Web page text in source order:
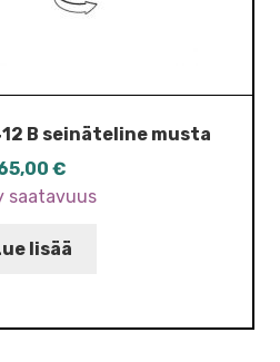
B seinäteline musta
€
saatavuus
lisää